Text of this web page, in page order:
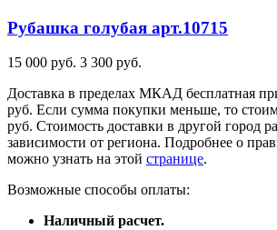
Рубашка голубая арт.10715
15 000 руб. 3 300 руб.
Доставка в пределах МКАД бесплатная
руб. Если сумма покупки меньше, то
руб. Стоимость доставки в другой город
зависимости от региона. Подробнее о
можно узнать на этой странице.
Возможные способы оплаты:
Наличный расчет.